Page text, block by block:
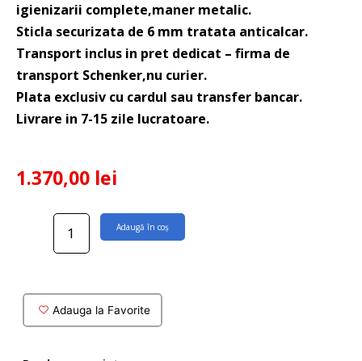
igienizarii complete,maner metalic.
Sticla securizata de 6 mm tratata anticalcar.
Transport inclus in pret dedicat – firma de
transport Schenker,nu curier.
Plata exclusiv cu cardul sau transfer bancar.
Livrare in 7-15 zile lucratoare.
1.370,00 lei
Cantitate
parte
culisanta
Adaugă în coș
Adauga la Favorite